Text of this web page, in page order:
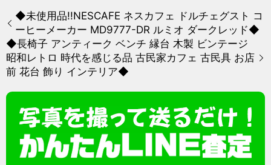
◆未使用品!!NESCAFE ネスカフェ ドルチェグスト コ
ーヒーメーカー MD9777-DR ルミオ ダークレッド◆
◆長椅子 アンティーク ベンチ 縁台 木製 ビンテージ
昭和レトロ 時代を感じる品 古民家カフェ 古民具 お店
前 花台 飾り インテリア◆